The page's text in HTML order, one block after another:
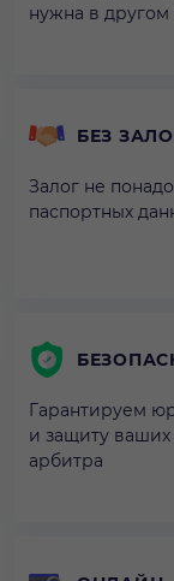
нужна в
БЕЗ
Залог не
паспортных
Гарантируем
и защиту ваших
арбитра